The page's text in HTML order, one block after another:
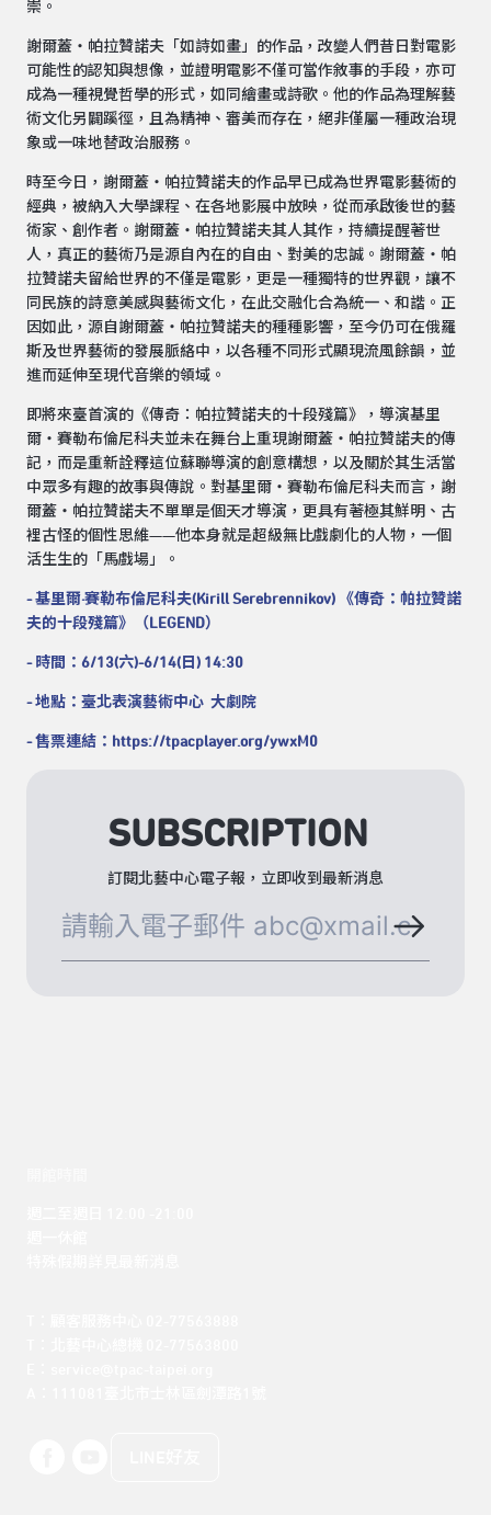
崇。
謝爾蓋‧帕拉贊諾夫「如詩如畫」的作品，改變人們昔日對電影
可能性的認知與想像，並證明電影不僅可當作敘事的手段，亦可
成為一種視覺哲學的形式，如同繪畫或詩歌。他的作品為理解藝
術文化另闢蹊徑，且為精神、審美而存在，絕非僅屬一種政治現
象或一味地替政治服務。
時至今日，謝爾蓋‧帕拉贊諾夫的作品早已成為世界電影藝術的
經典，被納入大學課程、在各地影展中放映，從而承啟後世的藝
術家、創作者。謝爾蓋‧帕拉贊諾夫其人其作，持續提醒著世
人，真正的藝術乃是源自內在的自由、對美的忠誠。謝爾蓋‧帕
拉贊諾夫留給世界的不僅是電影，更是一種獨特的世界觀，讓不
同民族的詩意美感與藝術文化，在此交融化合為統一、和諧。正
因如此，源自謝爾蓋‧帕拉贊諾夫的種種影響，至今仍可在俄羅
斯及世界藝術的發展脈絡中，以各種不同形式顯現流風餘韻，並
進而延伸至現代音樂的領域。
即將來臺首演的《傳奇：帕拉贊諾夫的十段殘篇》，導演基里
爾・賽勒布倫尼科夫並未在舞台上重現謝爾蓋‧帕拉贊諾夫的傳
記，而是重新詮釋這位蘇聯導演的創意構想，以及關於其生活當
中眾多有趣的故事與傳說。對基里爾・賽勒布倫尼科夫而言，謝
爾蓋‧帕拉贊諾夫不單單是個天才導演，更具有著極其鮮明、古
裡古怪的個性思維——他本身就是超級無比戲劇化的人物，一個
活生生的「馬戲場」。
- 基里爾·賽勒布倫尼科夫(Kirill Serebrennikov) 《傳奇：帕拉贊諾
夫的十段殘篇》（LEGEND）
- 時間：6/13(六)-6/14(日) 14:30
- 地點：臺北表演藝術中心 大劇院
- 售票連結： https://tpacplayer.org/ywxM0
SUBSCRIPTION
訂閱北藝中心電子報，立即收到最新消息